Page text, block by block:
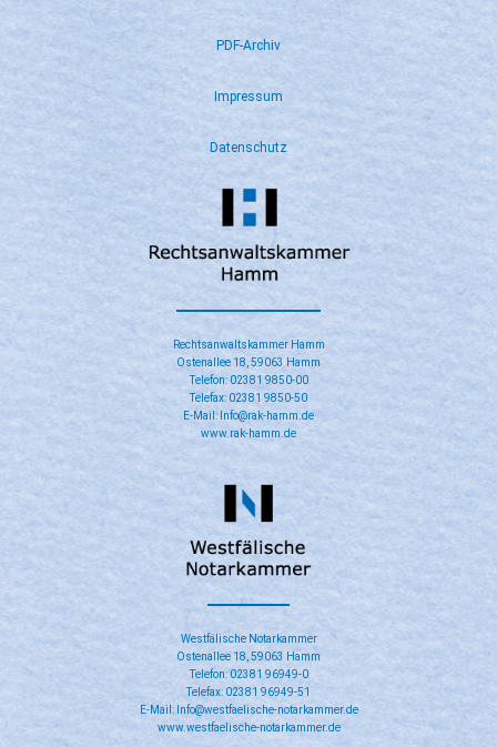
PDF-Archiv
Impressum
Datenschutz
Rechtsanwaltskammer Hamm
Ostenallee 18, 59063 Hamm
Telefon: 02381 9850-00
Telefax: 02381 9850-50
E-Mail: Info@rak-hamm.de
www.rak-hamm.de
​Westfälische Notarkammer
Ostenallee 18, 59063 Hamm
Telefon: 02381 96949-0
Telefax: 02381 96949-51
E-Mail: Info@westfaelische-notarkammer.de
www.westfaelische-notarkammer.de